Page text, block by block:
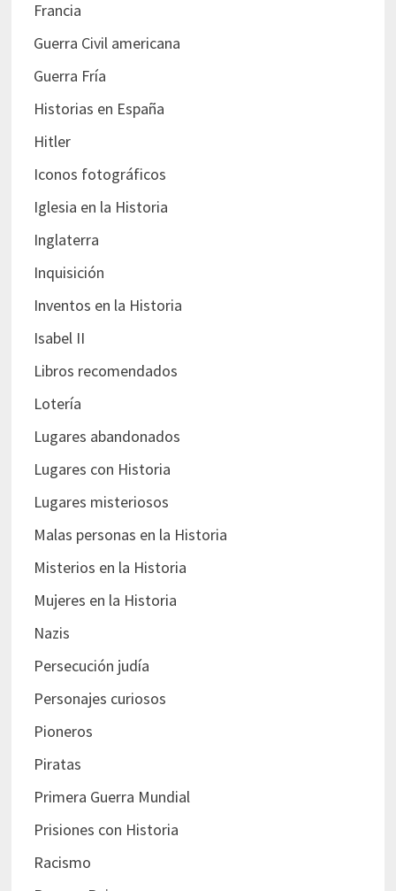
Francia
Guerra Civil americana
Guerra Fría
Historias en España
Hitler
Iconos fotográficos
Iglesia en la Historia
Inglaterra
Inquisición
Inventos en la Historia
Isabel II
Libros recomendados
Lotería
Lugares abandonados
Lugares con Historia
Lugares misteriosos
Malas personas en la Historia
Misterios en la Historia
Mujeres en la Historia
Nazis
Persecución judía
Personajes curiosos
Pioneros
Piratas
Primera Guerra Mundial
Prisiones con Historia
Racismo